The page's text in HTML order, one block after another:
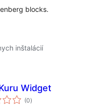
blocks.
inštalácií
Widget
(0celkové
hodnotenie
)